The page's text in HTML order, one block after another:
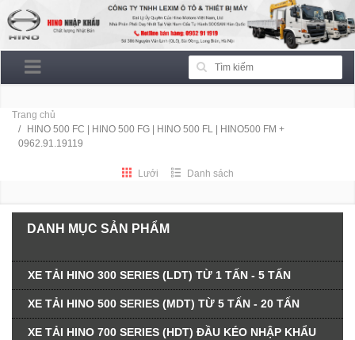
Trang chủ
HINO 500 FC | HINO 500 FG | HINO 500 FL | HINO500 FM +
0962.91.19119
Lưới Danh sách
DANH MỤC SẢN PHẨM
XE TẢI HINO 300 SERIES (LDT) TỪ 1 TẤN - 5 TẤN
XE TẢI HINO 500 SERIES (MDT) TỪ 5 TẤN - 20 TẤN
XE TẢI HINO 700 SERIES (HDT) ĐẦU KÉO NHẬP KHẨU